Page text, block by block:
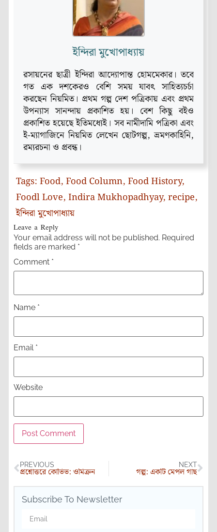
ইন্দিরা মুখোপাধ্যায়
রসায়নের ছাত্রী ইন্দিরা আদ্যোপান্ত হোমমেকার। তবে
গত এক দশকেরও বেশি সময় যাবৎ সাহিত্যচর্চা
করছেন নিয়মিত। প্রথম গল্প দেশ পত্রিকায় এবং প্রথম
উপন্যাস সানন্দায় প্রকাশিত হয়। বেশ কিছু বইও
প্রকাশিত হয়েছে ইতিমধ্যেই। সব নামীদামি পত্রিকা এবং
ই-ম্যাগাজিনে নিয়মিত লেখেন ছোটগল্প, ভ্রমণকাহিনি,
রম্যরচনা ও প্রবন্ধ।
Tags: Food, Food Column, Food History,
Foodl Love, Indira Mukhopadhyay, recipe,
ইন্দিরা মুখোপাধ্যায়
Leave a Reply
Your email address will not be published. Required
fields are marked *
Comment *
Name *
Email *
Website
PREVIOUS
প্রশ্নোত্তরে কোভিভ: ওমিক্রন
NEXT
গল্প: একটি মেপল গাছ
Subscribe To Newsletter